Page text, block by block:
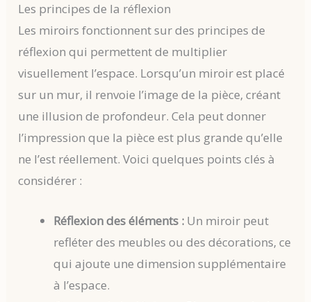
Les principes de la réflexion
Les miroirs fonctionnent sur des principes de
réflexion qui permettent de multiplier
visuellement l’espace. Lorsqu’un miroir est placé
sur un mur, il renvoie l’image de la pièce, créant
une illusion de profondeur. Cela peut donner
l’impression que la pièce est plus grande qu’elle
ne l’est réellement. Voici quelques points clés à
considérer :
Réflexion des éléments : Un miroir peut
refléter des meubles ou des décorations, ce
qui ajoute une dimension supplémentaire
à l’espace.